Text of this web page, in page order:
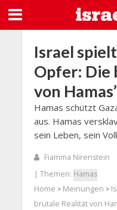
Israel
Opfer: Die
von
Hamas schützt
aus. Hamas
sein Leben, sein
Fiamma Nirenstein
| Themen: Hamas
Home > Meinungen >
brutale Realität von